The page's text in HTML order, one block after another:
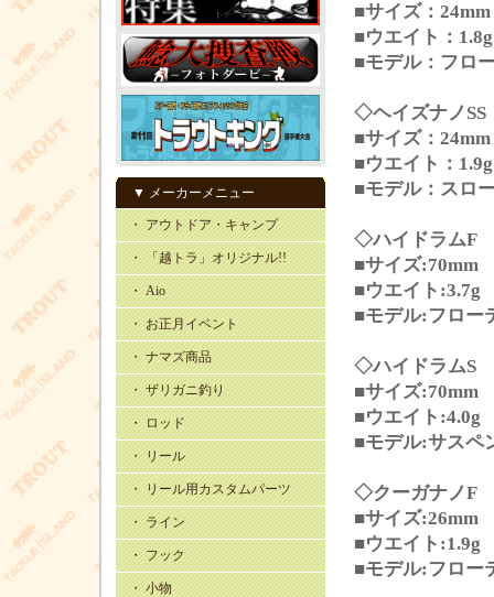
▼ メーカーメニュー
・ アウトドア・キャンプ
・ 「越トラ」オリジナル!!
・ Aio
・ お正月イベント
・ ナマズ商品
・ ザリガニ釣り
・ ロッド
・ リール
・ リール用カスタムパーツ
・ ライン
・ フック
・ 小物
■サイズ：24mm
■ウエイト：1.8g
■モデル：フロ
◇ヘイズナノSS
■サイズ：24mm
■ウエイト：1.9g
■モデル：スロ
◇ハイドラムF
■サイズ:70mm
■ウエイト:3.7g
■モデル:フロー
◇ハイドラムS
■サイズ:70mm
■ウエイト:4.0g
■モデル:サスペ
◇クーガナノF
■サイズ:26mm
■ウエイト:1.9g
■モデル:フロー